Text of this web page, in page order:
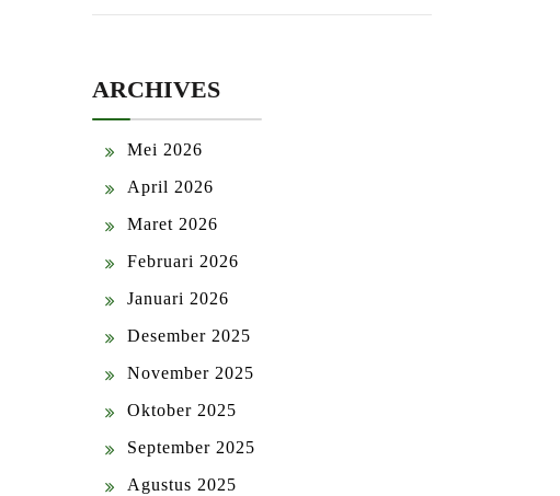
ARCHIVES
Mei 2026
April 2026
Maret 2026
Februari 2026
Januari 2026
Desember 2025
November 2025
Oktober 2025
September 2025
Agustus 2025